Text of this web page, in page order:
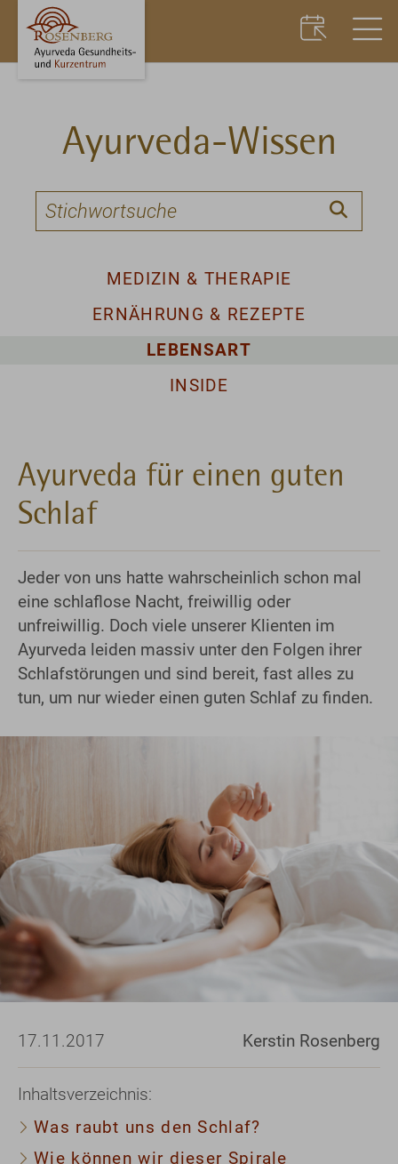
Ayurveda-Wissen
MEDIZIN & THERAPIE
ERNÄHRUNG & REZEPTE
LEBENSART
INSIDE
Ayurveda für einen guten
Schlaf
Jeder von uns hatte wahrscheinlich schon mal
eine schlaflose Nacht, freiwillig oder
unfreiwillig. Doch viele unserer Klienten im
Ayurveda leiden massiv unter den Folgen ihrer
Schlafstörungen und sind bereit, fast alles zu
tun, um nur wieder einen guten Schlaf zu finden.
17.11.2017 Kerstin Rosenberg
Inhaltsverzeichnis:
Was raubt uns den Schlaf?
Wie können wir dieser Spirale